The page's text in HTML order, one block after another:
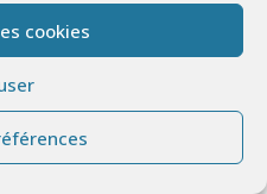
cookies
philosophie : quand
que notre sagesse
: que de toutes les
l’homme : que l’homme